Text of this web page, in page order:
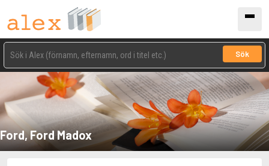
Sök
Ford, Ford Madox